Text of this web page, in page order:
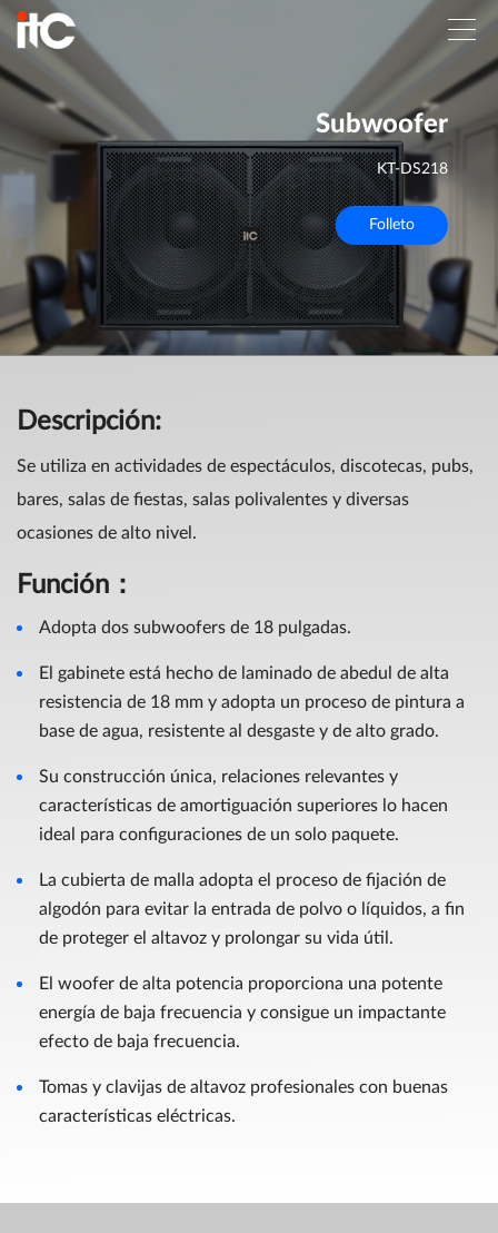
Subwoofer
KT-DS218
Folleto
Descripción:
Se utiliza en actividades de espectáculos, discotecas, pubs,
bares, salas de fiestas, salas polivalentes y diversas
ocasiones de alto nivel.
Función ：
Adopta dos subwoofers de 18 pulgadas.
El gabinete está hecho de laminado de abedul de alta
resistencia de 18 mm y adopta un proceso de pintura a
base de agua, resistente al desgaste y de alto grado.
Su construcción única, relaciones relevantes y
características de amortiguación superiores lo hacen
ideal para configuraciones de un solo paquete.
La cubierta de malla adopta el proceso de fijación de
algodón para evitar la entrada de polvo o líquidos, a fin
de proteger el altavoz y prolongar su vida útil.
El woofer de alta potencia proporciona una potente
energía de baja frecuencia y consigue un impactante
efecto de baja frecuencia.
Tomas y clavijas de altavoz profesionales con buenas
características eléctricas.